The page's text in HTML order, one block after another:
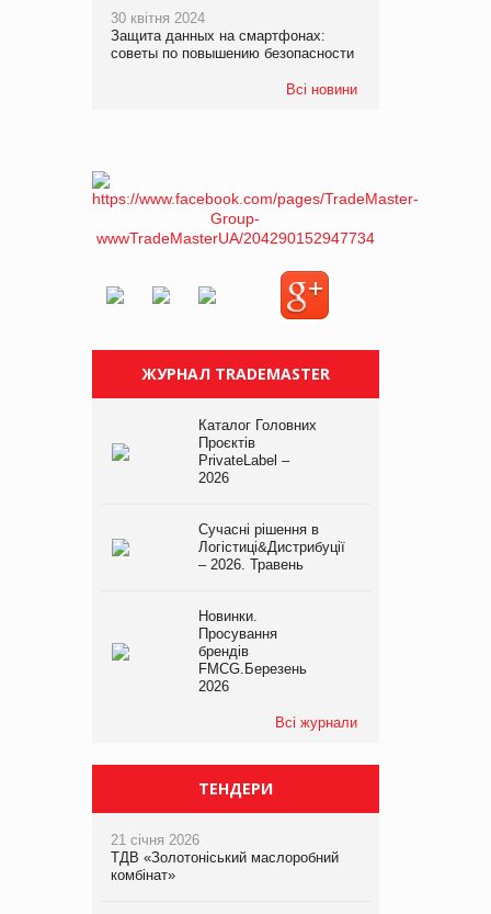
30 квітня 2024
Защита данных на смартфонах:
советы по повышению безопасности
Всі новини
ЖУРНАЛ TRADEMASTER
Каталог Головних
Проєктів
PrivateLabel –
2026
Сучасні рішення в
Логістиці&Дистрибуції
– 2026. Травень
Новинки.
Просування
брендів
FMCG.Березень
2026
Всі журнали
ТЕНДЕРИ
21 січня 2026
ТДВ «Золотоніський маслоробний
комбінат»